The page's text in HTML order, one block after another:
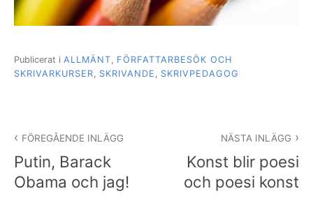
Publicerat i ALLMÄNT
FÖRFATTARBESÖK OCH
SKRIVARKURSER
SKRIVANDE SKRIVPEDAGOG
FÖREGÅENDE INLÄGG
Putin, Barack
Obama och jag!
NÄSTA INLÄGG
Konst blir poesi
och poesi konst